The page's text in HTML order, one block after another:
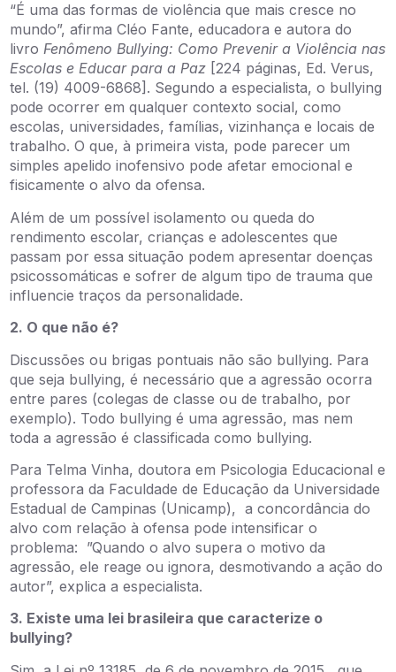
“É uma das formas de violência que mais cresce no
mundo”, afirma Cléo Fante, educadora e autora do
livroFenômeno Bullying: Como Prevenir a Violência nas
Escolas e Educar para a Paz [224 páginas, Ed. Verus,
tel. (19) 4009-6868]. Segundo a especialista, o bullying
pode ocorrer em qualquer contexto social, como
escolas, universidades, famílias, vizinhança e locais de
trabalho. O que, à primeira vista, pode parecer um
simples apelido inofensivo pode afetar emocional e
fisicamente o alvo da ofensa.
Além de um possível isolamento ou queda do
rendimento escolar, crianças e adolescentes que
passam por essa situação podem apresentar doenças
psicossomáticas e sofrer de algum tipo de trauma que
influencie traços da personalidade.
2. O que não é?
Discussões ou brigas pontuais não são bullying. Para
que seja bullying, é necessário que a agressão ocorra
entre pares (colegas de classe ou de trabalho, por
exemplo). Todo bullying é uma agressão, mas nem
toda a agressão é classificada como bullying.
Para Telma Vinha, doutora em Psicologia Educacional e
professora da Faculdade de Educação da Universidade
Estadual de Campinas (Unicamp), a concordância do
alvo com relação à ofensa pode intensificar o
problema: ”Quando o alvo supera o motivo da
agressão, ele reage ou ignora, desmotivando a ação do
autor”, explica a especialista.
3. Existe uma lei brasileira que caracterize o
bullying?